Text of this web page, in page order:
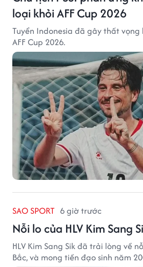
loại khỏi AFF Cup 2026
Tuyển Indonesia đã gây thất
AFF Cup 2026.
SAO SPORT 6 giờ trước
Nỗi lo của HLV Kim Sang
HLV Kim Sang Sik đã trải lòng về
Bắc, và mong tiền đạo sinh năm